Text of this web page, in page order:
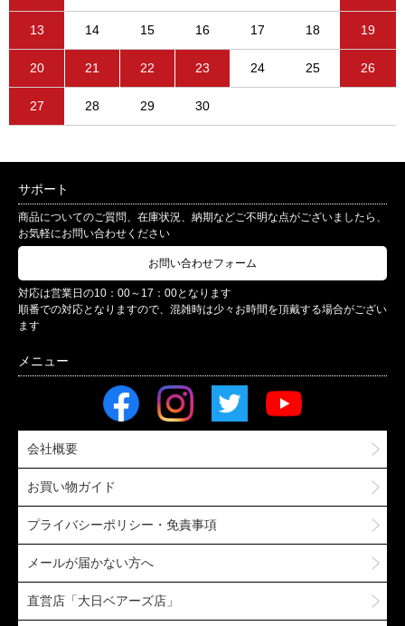
13 14 15 16 17 18 19
20 21 22 23 24 25 26
27 28 29 30
サポート
商品についてのご質問、在庫状況、納期などご不明な点がございましたら、
お気軽にお問い合わせください
お問い合わせフォーム
対応は営業日の10：00～17：00となります
順番での対応となりますので、混雑時は少々お時間を頂戴する場合がござい
ます
会社概要
お買い物ガイド
プライバシーポリシー・免責事項
メールが届かない方へ
直営店「大日ベアーズ店」